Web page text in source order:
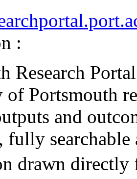
:
Research
Portsmouth
and
fully
drawn directly